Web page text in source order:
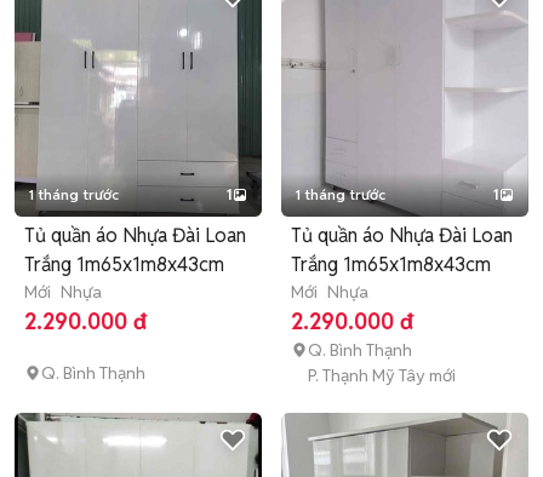
1 tháng trước 1
Tủ quần áo Nhựa Đài Loan
Trắng 1m65x1m8x43cm
Mới Nhựa
2.290.000 đ
Q. Bình Thạnh
1 tháng trước 1
Tủ quần áo Nhựa Đài Loan
Trắng 1m65x1m8x43cm
Mới Nhựa
2.290.000 đ
Q. Bình Thạnh
P. Thạnh Mỹ Tây mới